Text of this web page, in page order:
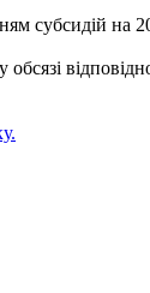
субсидій на